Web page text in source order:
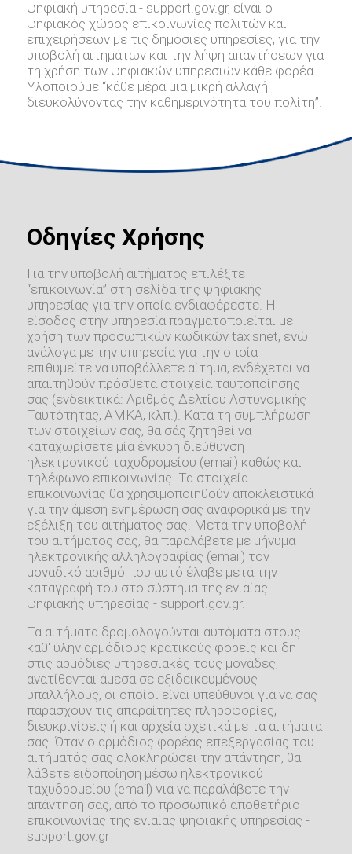
ψηφιακή υπηρεσία - support.gov.gr, είναι ο
ψηφιακός χώρος επικοινωνίας πολιτών και
επιχειρήσεων με τις δημόσιες υπηρεσίες, για την
υποβολή αιτημάτων και την λήψη απαντήσεων για
τη χρήση των ψηφιακών υπηρεσιών κάθε φορέα.
Υλοποιούμε “κάθε μέρα μια μικρή αλλαγή
διευκολύνοντας την καθημερινότητα του πολίτη”.
Οδηγίες Χρήσης
Για την υποβολή αιτήματος επιλέξτε
“επικοινωνία” στη σελίδα της ψηφιακής
υπηρεσίας για την οποία ενδιαφέρεστε. Η
είσοδος στην υπηρεσία πραγματοποιείται με
χρήση των προσωπικών κωδικών taxisnet, ενώ
ανάλογα με την υπηρεσία για την οποία
επιθυμείτε να υποβάλλετε αίτημα, ενδέχεται να
απαιτηθούν πρόσθετα στοιχεία ταυτοποίησης
σας (ενδεικτικά: Αριθμός Δελτίου Αστυνομικής
Ταυτότητας, ΑΜΚΑ, κλπ.). Κατά τη συμπλήρωση
των στοιχείων σας, θα σάς ζητηθεί να
καταχωρίσετε μία έγκυρη διεύθυνση
ηλεκτρονικού ταχυδρομείου (email) καθώς και
τηλέφωνο επικοινωνίας. Τα στοιχεία
επικοινωνίας θα χρησιμοποιηθούν αποκλειστικά
για την άμεση ενημέρωση σας αναφορικά με την
εξέλιξη του αιτήματος σας. Μετά την υποβολή
του αιτήματος σας, θα παραλάβετε με μήνυμα
ηλεκτρονικής αλληλογραφίας (email) τον
μοναδικό αριθμό που αυτό έλαβε μετά την
καταγραφή του στο σύστημα της ενιαίας
ψηφιακής υπηρεσίας - support.gov.gr.
Τα αιτήματα δρομολογούνται αυτόματα στους
καθ' ύλην αρμόδιους κρατικούς φορείς και δη
στις αρμόδιες υπηρεσιακές τους μονάδες,
ανατίθενται άμεσα σε εξιδεικευμένους
υπαλλήλους, οι οποίοι είναι υπεύθυνοι για να σας
παράσχουν τις απαραίτητες πληροφορίες,
διευκρινίσεις ή και αρχεία σχετικά με τα αιτήματα
σας. Όταν ο αρμόδιος φορέας επεξεργασίας του
αιτήματός σας ολοκληρώσει την απάντηση, θα
λάβετε ειδοποίηση μέσω ηλεκτρονικού
ταχυδρομείου (email) για να παραλάβετε την
απάντηση σας, από το προσωπικό αποθετήριο
επικοινωνίας της ενιαίας ψηφιακής υπηρεσίας -
support.gov.gr